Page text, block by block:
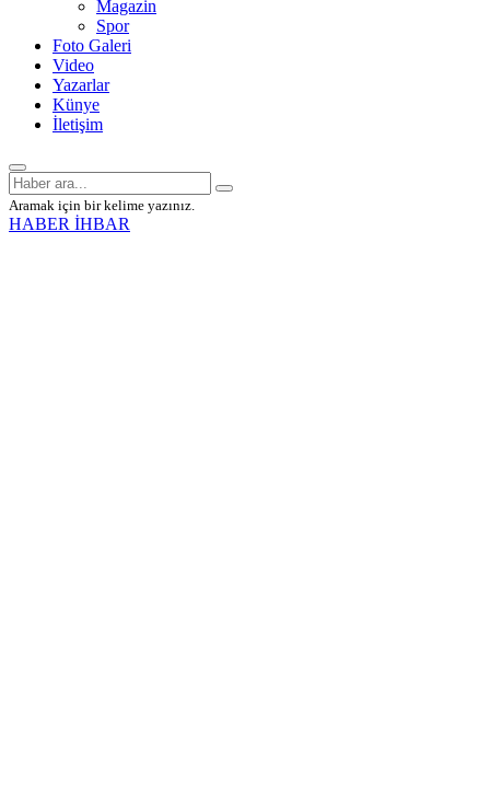
Magazin
Spor
Foto Galeri
Video
Yazarlar
Künye
İletişim
Aramak için bir kelime yazınız.
HABER İHBAR